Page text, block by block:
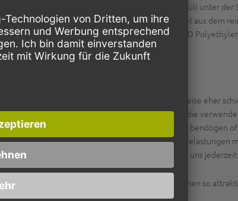
und WC oder für den heimischen Hausmüll unter
an. HDPE-Müllbeutel werden in der Regel aus dem
Eigengeruch und wirkt optisch sehr rein. HD
bei der Müllentsorgung!
Müllsack-Wahl. Je nachdem, ob Sie typischerweise eher
als ein voller Müllsack reißt. Je stärker die
Großvolumige Müllsäcke mit 180L und größer benötigen
leichtere Büroabfälle. Ab T80/T100 sind höhere Belastungen
Sollten Sie unsicher sein, können Sie uns
Herstellern als Großabnehmer ein und können so